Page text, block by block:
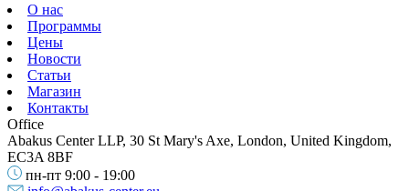
О нас
Программы
Цены
Новости
Статьи
Магазин
Контакты
Office
Abakus Center LLP, 30 St Mary's Axe, London, United Kingdom,
EC3A 8BF
пн-пт 9:00 - 19:00